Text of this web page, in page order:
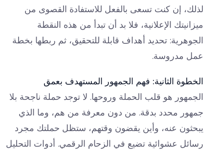
لذلك، إن كنت تسعى بالفعل للاستفادة القصوى من
ميزانيتك الإعلانية، فلا بد أن تبدأ من هذه النقطة
الجوهرية: تحديد أهداف قابلة للتحقيق، ثم ربطها بخطة
عمل مدروسة.
الخطوة الثانية: فهم الجمهور المستهدف بعمق
الجمهور هو قلب الحملة وروحها. لا توجد حملة ناجحة بلا
جمهور محدد بدقة. من دون معرفة من هم، وما الذي
يبحثون عنه، وأين يقضون وقتهم، ستظل حملتك مجرد
رسائل عشوائية تضيع في الزحام الرقمي. أدوات التحليل